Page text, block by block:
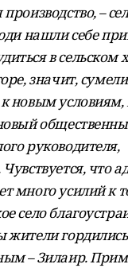
–
нашли себе
в сельском
значит, сумели
новым
руководителя,
что
много усилий к
село
– Зилаир.